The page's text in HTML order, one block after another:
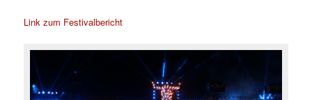
Link zum Festivalbericht